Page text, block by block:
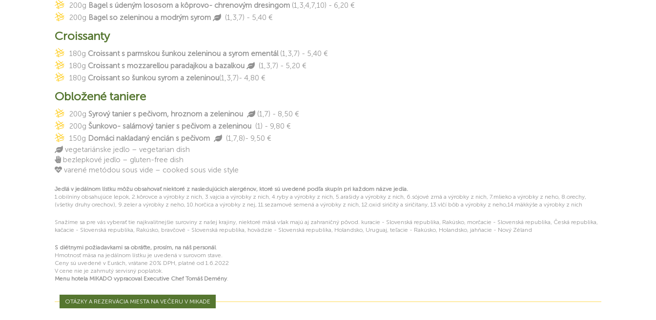
200g Bagel s údeným lososom a kôprovo- chrenovým dresingom (1,3,4,7,10) - 6,20 €
200g Bagel so zeleninou a modrým syrom (1,3,7) - 5,40 €
Croissanty
180g Croissant s parmskou šunkou zeleninou a syrom ementál(1,3,7) - 5,40 €
180g Croissant s mozzarellou paradajkou a bazalkou
(1,3,7) - 5,20 €
180g Croissant so šunkou syrom a zeleninou(1,3,7)- 4,80 €
Obložené taniere
200g Syrový tanier s pečivom, hroznom a zeleninou
(1,7) - 8,50 €
200g Šunkovo- salámový tanier s pečivom a zeleninou (1) - 9,80 €
150g Domáci nakladaný encián s pečivom
(1,7,8)- 9,50 €
vegetariánske jedlo – vegetarian dish
bezlepkové jedlo – gluten-free dish
varené metódou sous vide – cooked sous vide style
Jedlá v jedálnom lístku môžu obsahovať niektoré z nasledujúcich alergénov, ktoré sú uvedené podľa skupín pri každom názve jedla.
1.obilniny obsahujúce lepok, 2.kôrovce a výrobky z nich, 3.vajcia a výrobky z nich, 4.ryby a výrobky z nich, 5.arašidy a výrobky z nich, 6.sójové zrná a výrobky z nich, 7.mlieko a výrobky z neho, 8.orechy,
(všetky druhy orechov), 9.zeler a výrobky z neho, 10.horčica a výrobky z nej, 11.sezamové semená a výrobky z nich, 12.oxid siričitý a siričitany, 13.vlčí bôb a výrobky z neho,14.mäkkýše a výrobky z nich
Snažíme sa pre vás vyberať tie najkvalitnejšie suroviny z našej krajiny, niektoré mäsá však majú aj zahraničný pôvod. kuracie - Slovenská republika, Rakúsko, morčacie - Slovenská republika, Česká republika,
kačacie - Slovenská republika, Rakúsko, bravčové - Slovenská republika, hovädzie - Slovenská republika, Holandsko, Uruguaj, teľacie - Rakúsko, Holandsko, jahňacie - Nový Zéland
S diétnymi požiadavkami sa obráťte, prosím, na náš personál.
Hmotnosť mäsa na jedálnom lístku je uvedená v surovom stave.
Ceny sú uvedené v Eurách, vrátane 20% DPH, platné od 1.6.2022
V cene nie je zahrnutý servisný poplatok.
Menu hotela MIKADO vypracoval Executive Chef Tomáš Demény.
OTÁZKY A REZERVÁCIA MIESTA NA VEČERU V MIKADE